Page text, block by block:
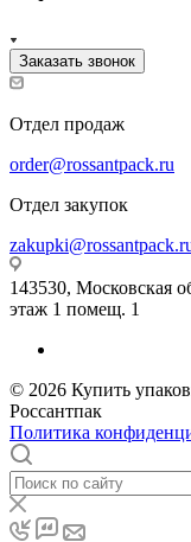
Заказать звонок
Отдел продаж
order@rossantpack.ru
Отдел закупок
143530, Московская
этаж 1 помещ. 1
© 2026 Купить
Россантпак
Политика